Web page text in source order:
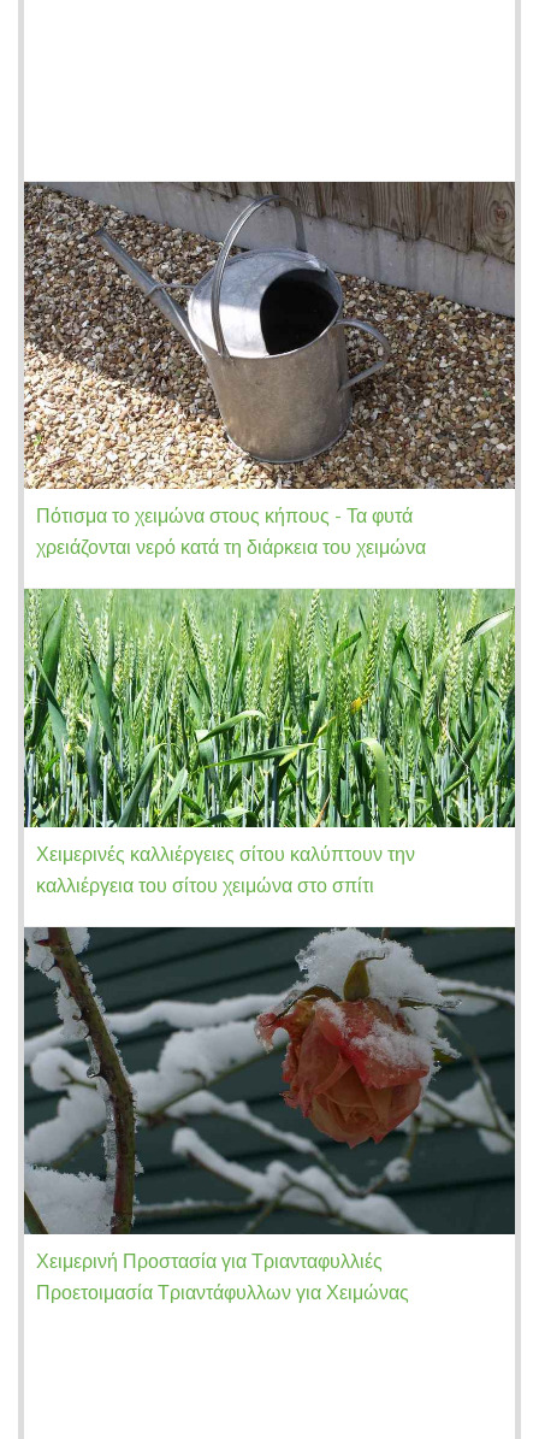
Πότισμα το χειμώνα στους κήπους - Τα φυτά
χρειάζονται νερό κατά τη διάρκεια του χειμώνα
Χειμερινές καλλιέργειες σίτου καλύπτουν την
καλλιέργεια του σίτου χειμώνα στο σπίτι
Χειμερινή Προστασία για Τριανταφυλλιές
Προετοιμασία Τριαντάφυλλων για Χειμώνας